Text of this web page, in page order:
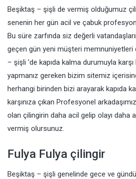
Beşiktaş – şişli de vermiş olduğumuz
senenin her gün acil ve çabuk
Bu süre zarfında siz değerli
geçen gün yeni müşteri memnuniyetleri
– şişli ’de kapıda kalma durumuyla
yapmanız gereken bizim sitemiz
herhangi birinden bizi arayarak kapıda
karşınıza çıkan Profesyonel
olan çilingirin daha acil gelip olayı daha
vermiş olursunuz.
Fulya Fulya çilingir
Beşiktaş – şişli genelinde gece ve